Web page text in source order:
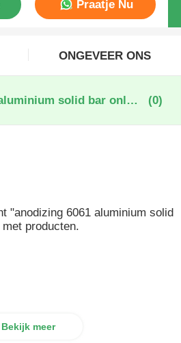
Praatje Nu
ONGEVEER ONS
anodizing 6061 aluminium solid bar online fabricage (0)
"anodizing 6061 aluminium solid
producten.
Bekijk meer